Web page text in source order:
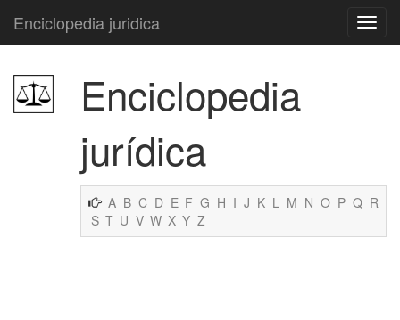
Enciclopedia juridica
Enciclopedia
jurídica
A B C D E F G H I J K L M N O P Q R
S T U V W X Y Z